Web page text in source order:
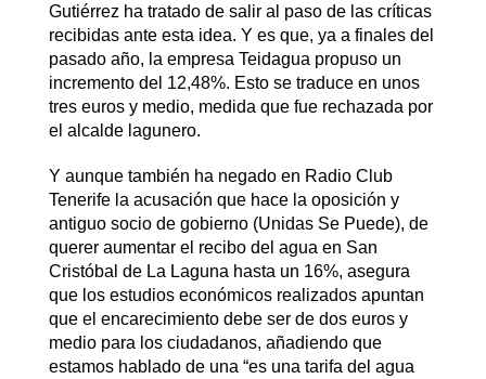
Gutiérrez ha tratado de salir al paso de las críticas
recibidas ante esta idea. Y es que, ya a finales del
pasado año, la empresa Teidagua propuso un
incremento del 12,48%. Esto se traduce en unos
tres euros y medio, medida que fue rechazada por
el alcalde lagunero.
Y aunque también ha negado en Radio Club
Tenerife la acusación que hace la oposición y
antiguo socio de gobierno (Unidas Se Puede), de
querer aumentar el recibo del agua en San
Cristóbal de La Laguna hasta un 16%, asegura
que los estudios económicos realizados apuntan
que el encarecimiento debe ser de dos euros y
medio para los ciudadanos, añadiendo que
estamos hablado de una “es una tarifa del agua